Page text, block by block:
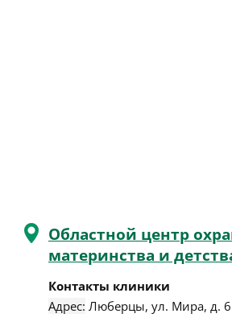
Областной центр
материнства и
Контакты клиники
Адрес: Люберцы, ул. Мира, д. 6